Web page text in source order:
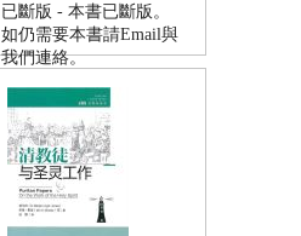
已斷版 - 本書已斷版。
如仍需要本書請Email與
我們連絡。